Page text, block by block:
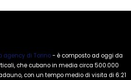
agency di Torino- è composto ad oggi da
che cubano in media circa 500.000
con un tempo medio di visita di 6:21